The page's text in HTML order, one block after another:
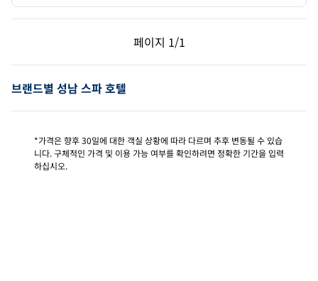
페이지 1/1
이전 페이지, 1/1
페이지 1/1
브랜드별 성남 스파 호텔
*가격은 향후 30일에 대한 객실 상황에 따라 다르며 추후 변동될 수 있습
니다. 구체적인 가격 및 이용 가능 여부를 확인하려면 정확한 기간을 입력
하십시오.